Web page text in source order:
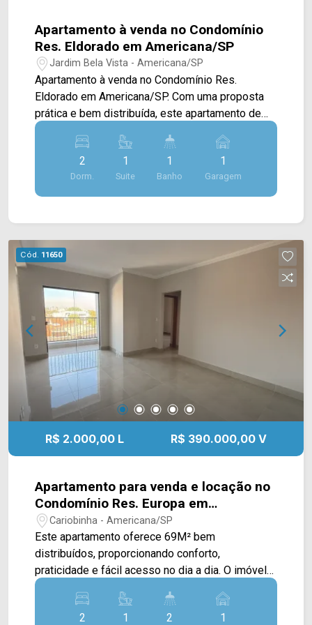
Apartamento à venda no Condomínio
Res. Eldorado em Americana/SP
Jardim Bela Vista - Americana/SP
Apartamento à venda no Condomínio Res.
Eldorado em Americana/SP. Com uma proposta
prática e bem distribuída, este apartamento de
64M² oferece ambientes integrados que
favorecem o aproveitamento dos espaços no dia
2
Dorm.
1
Suite
1
Banho
1
Garagem
Cód. 11650
R$ 2.000,00 L R$ 390.000,00 V
Apartamento para venda e locação no
Condomínio Res. Europa em
Americana/SP
Cariobinha - Americana/SP
Este apartamento oferece 69M² bem
distribuídos, proporcionando conforto,
praticidade e fácil acesso no dia a dia. O imóvel
conta com sala de estar e sala de jantar
integradas, criando um ambiente aconchegante e
funcional. A cozinha tipo americana possui
2 1 2 1